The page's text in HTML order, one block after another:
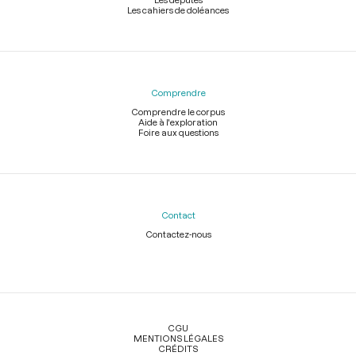
Les cahiers de doléances
Comprendre
Comprendre le corpus
Aide à l'exploration
Foire aux questions
Contact
Contactez-nous
Légal
CGU
MENTIONS LÉGALES
CRÉDITS